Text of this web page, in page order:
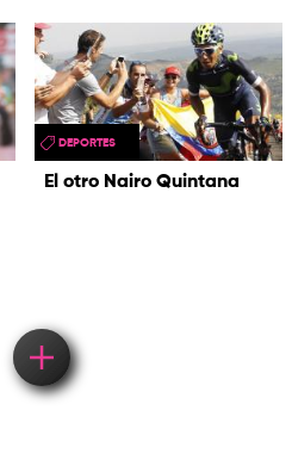
El otro Nairo Quintana
DEPORTES
Load More